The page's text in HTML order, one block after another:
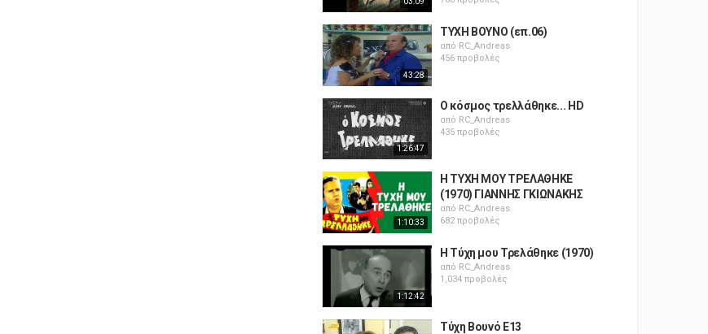
43:28
ΤΥΧΗ ΒΟΥΝΟ (επ.06)
από RC_Andreas
456 προβολές
1:26:47
Ο κόσμος τρελλάθηκε... HD
από RC_Andreas
435 προβολές
1:10:33
Η ΤΥΧΗ ΜΟΥ ΤΡΕΛΑΘΗΚΕ
(1970) ΓΙΑΝΝΗΣ ΓΚΙΩΝΑΚΗΣ
από RC_Andreas
682 προβολές
1:12:42
Η Τύχη μου Τρελάθηκε (1970)
από RC_Andreas
1,034 προβολές
Τύχη Βουνό E13